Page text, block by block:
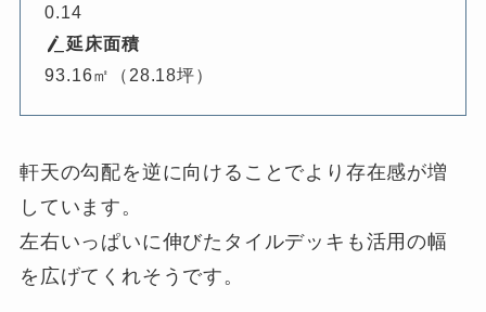
0.14
延床面積
93.16㎡（28.18坪）
軒天の勾配を逆に向けることでより存在感が増
しています。
左右いっぱいに伸びたタイルデッキも活用の幅
を広げてくれそうです。